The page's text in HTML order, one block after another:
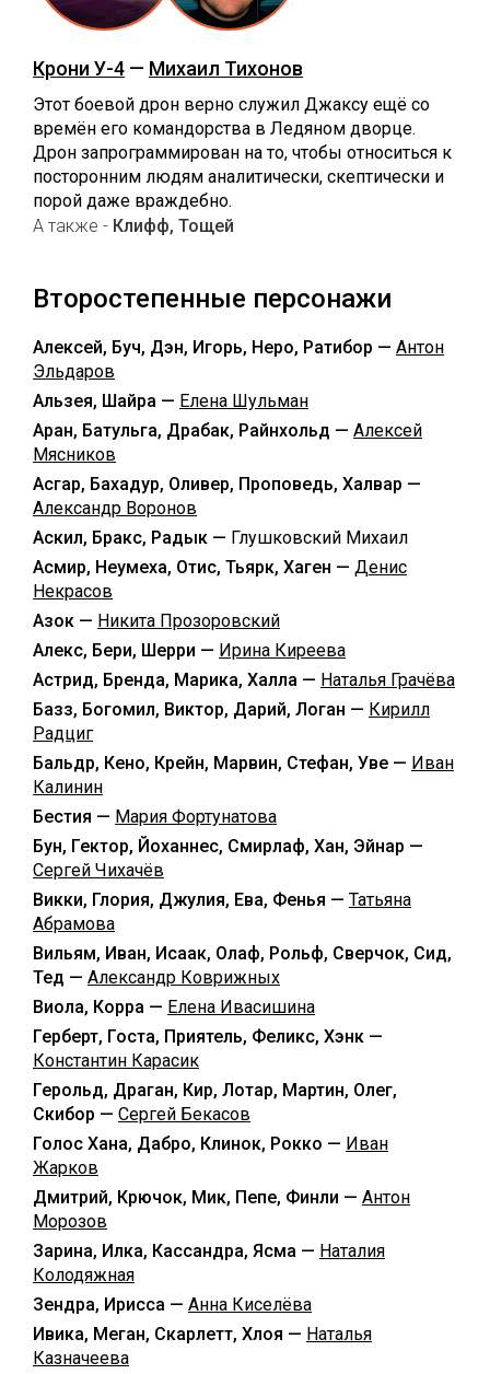
Крони У-4 — Михаил Тихонов
Этот боевой дрон верно служил Джаксу ещё со
времён его командорства в Ледяном дворце.
Дрон запрограммирован на то, чтобы относиться к
посторонним людям аналитически, скептически и
порой даже враждебно.
А также - Клифф, Тощей
Второстепенные персонажи
Алексей, Буч, Дэн, Игорь, Неро, Ратибор — Антон
Эльдаров
Альзея, Шайра — Елена Шульман
Аран, Батульга, Драбак, Райнхольд — Алексей
Мясников
Асгар, Бахадур, Оливер, Проповедь, Халвар —
Александр Воронов
Аскил, Бракс, Радык — Глушковский Михаил
Асмир, Неумеха, Отис, Тьярк, Хаген — Денис
Некрасов
Азок — Никита Прозоровский
Алекс, Бери, Шерри — Ирина Киреева
Астрид, Бренда, Марика, Халла — Наталья Грачёва
Базз, Богомил, Виктор, Дарий, Логан — Кирилл
Радциг
Бальдр, Кено, Крейн, Марвин, Стефан, Уве — Иван
Калинин
Бестия — Мария Фортунатова
Бун, Гектор, Йоханнес, Смирлаф, Хан, Эйнар —
Сергей Чихачёв
Викки, Глория, Джулия, Ева, Фенья — Татьяна
Абрамова
Вильям, Иван, Исаак, Олаф, Рольф, Сверчок, Сид,
Тед — Александр Коврижных
Виола, Корра — Елена Ивасишина
Герберт, Госта, Приятель, Феликс, Хэнк —
Константин Карасик
Герольд, Драган, Кир, Лотар, Мартин, Олег,
Скибор — Сергей Бекасов
Голос Хана, Дабро, Клинок, Рокко — Иван
Жарков
Дмитрий, Крючок, Мик, Пепе, Финли — Антон
Морозов
Зарина, Илка, Кассандра, Ясма — Наталия
Колодяжная
Зендра, Ирисса — Анна Киселёва
Ивика, Меган, Скарлетт, Хлоя — Наталья
Казначеева